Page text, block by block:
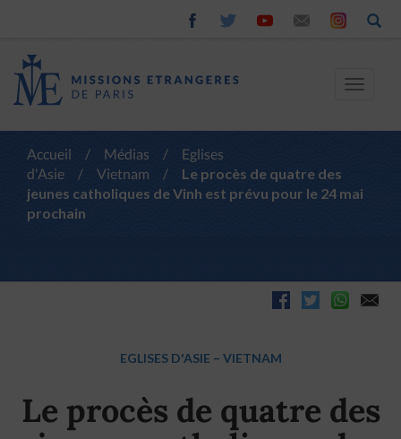
Toggle
Accueil / Médias /
Eglises
d'Asie
/ Vietnam /
Le procès de quatre des
jeunes catholiques de Vinh est prévu pour le 24 mai
prochain
EGLISES D'ASIE – VIETNAM
Le procès de quatre des